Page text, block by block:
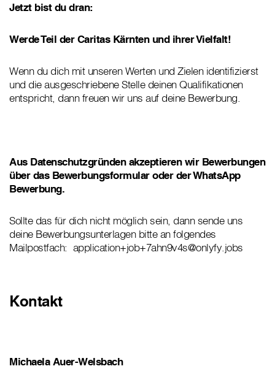
Jetzt bist du dran:
Werde Teil der Caritas Kärnten und ihrer Vielfalt!
Wenn du dich mit unseren Werten und Zielen identifizierst
und die ausgeschriebene Stelle deinen Qualifikationen
entspricht, dann freuen wir uns auf deine Bewerbung.
Aus Datenschutzgründen akzeptieren wir Bewerbungen
über das Bewerbungsformular oder der WhatsApp
Bewerbung.
Sollte das für dich nicht möglich sein, dann sende uns
deine Bewerbungsunterlagen bitte an folgendes
Mailpostfach: application+job+7ahn9v4s@onlyfy.jobs
Kontakt
Michaela Auer-Welsbach